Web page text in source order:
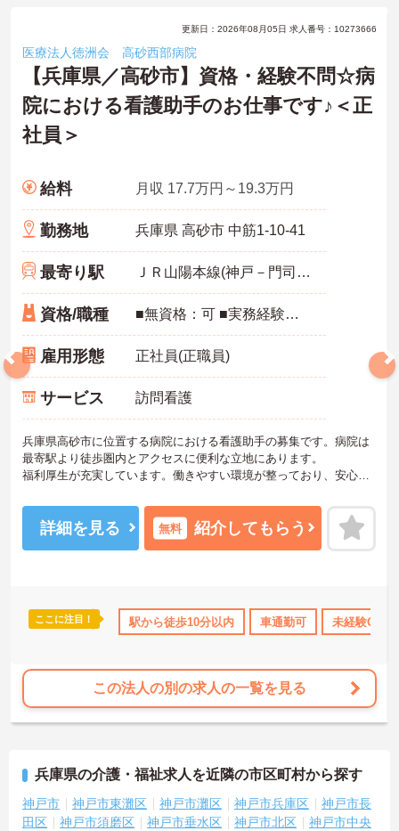
残業少なめ 住宅手当・補助 託児所・育児補助 無資格OK
更新日：2026年08月05日 求人番号：10273666
医療法人徳洲会 高砂西部病院
【兵庫県／高砂市】資格・経験不問☆病
院における看護助手のお仕事です♪＜正
社員＞
給料 月収 17.7万円～19.3万円
勤務地 兵庫県 高砂市 中筋1-10-41
最寄り駅 ＪＲ山陽本線(神戸－門司)「曽根(兵庫)駅」徒歩9分
資格/職種 ■無資格：可 ■実務経験：不問 ※未経験・ブランク：可
雇用形態 正社員(正職員)
サービス 訪問看護
兵庫県高砂市に位置する病院における看護助手の募集です。病院は
最寄駅より徒歩圏内とアクセスに便利な立地にあります。
福利厚生が充実しています。働きやすい環境が整っており、安心し
ライベートを大切にしながらご勤務いただけます。
ご興味のある方には、面接対策ポイントなど、さらに詳細をご案内
しますのでお気軽にご相談ください！
詳細を見る 無料 紹介してもらう
ここに注目！ 駅から徒歩10分以内 車通勤可 未経験OK
この法人の別の求人の一覧を見る
兵庫県の介護・福祉求人を近隣の市区町村から探す
神戸市 神戸市東灘区 神戸市灘区 神戸市兵庫区
神戸市長
田区
神戸市須磨区 神戸市垂水区 神戸市北区 神戸市中央